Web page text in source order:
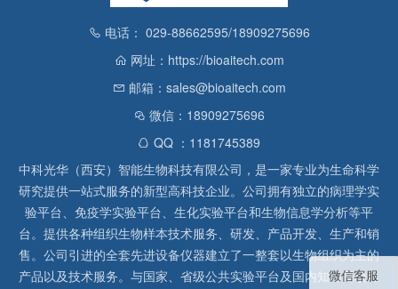
电话： 029-88662595/18909275696
网址：https://bioaitech.com
邮箱：sales@bioaitech.com
微信：18909275696
QQ ：1181745389
中科光华（西安）智能生物科技有限公司，是一家专业为生命科学
研究提供一站式服务的新型高科技企业。公司拥有独立的病理学实
验平台、免疫学实验平台、生化实验平台和生物信息学分析等平
台。提供各种组织生物样本技术服务、研发、产品开发、生产和销
售。公司引进的全套先进设备仪器建立了一整套以生物组织为主的
产品以及技术服务。与国家、省级公共实验平台及国内知名高校生
微信客服